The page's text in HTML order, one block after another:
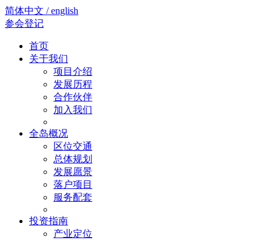
简体中文 / english
参会登记
首页
关于我们
项目介绍
发展历程
合作伙伴
加入我们
全岛概况
区位交通
总体规划
发展愿景
落户项目
服务配套
投资指南
产业定位